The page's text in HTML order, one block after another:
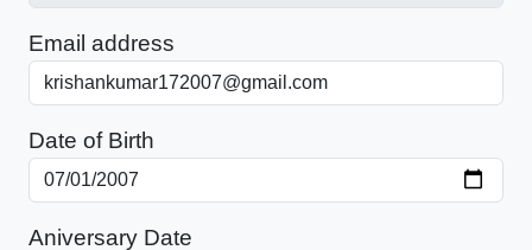
Email address
Date of Birth
Aniversary Date